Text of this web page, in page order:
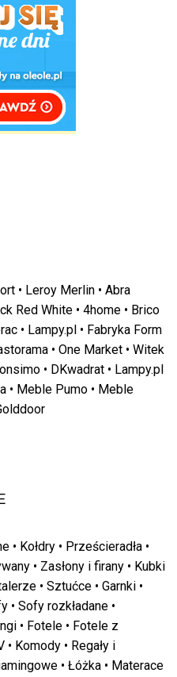
• Leroy Merlin • Abra
Red White • 4home • Brico
• Lampy.pl • Fabryka Form
• One Market • Witek
• DKwadrat • Lampy.pl
• Meble Pumo • Meble
• Kołdry • Prześcieradła •
• Zasłony i firany • Kubki
• Sztućce • Garnki •
• Sofy rozkładane •
• Fotele • Fotele z
• Komody • Regały i
• Łóżka • Materace